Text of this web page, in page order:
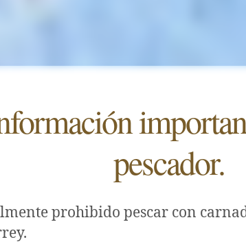
pescador.
prohibido pescar con